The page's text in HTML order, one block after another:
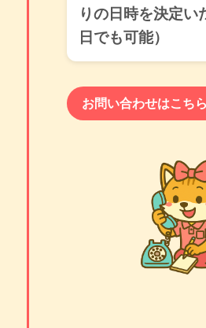
りの日時を決定い
日でも可能）
お問い合わせはこちら